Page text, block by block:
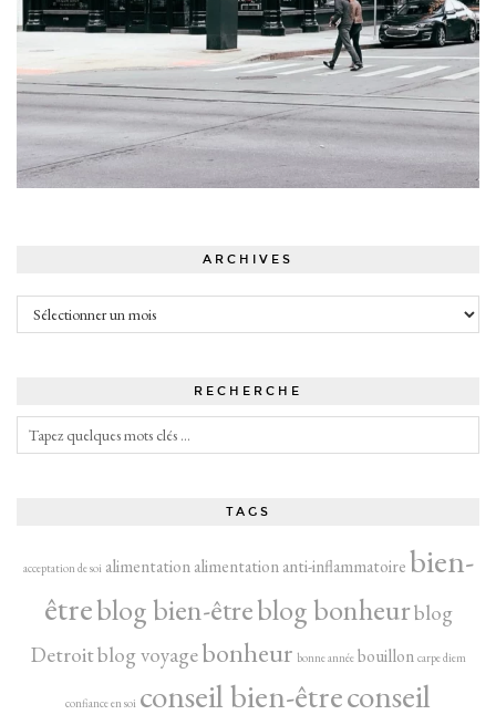
ARCHIVES
Archives
RECHERCHE
TAGS
acceptation de soi alimentation alimentation anti-inflammatoirebien-
êtreblog bien-êtreblog bonheurblog
Detroitblog voyagebonheur bonne année bouillon carpe diem
confiance en soi conseil bien-êtreconseil